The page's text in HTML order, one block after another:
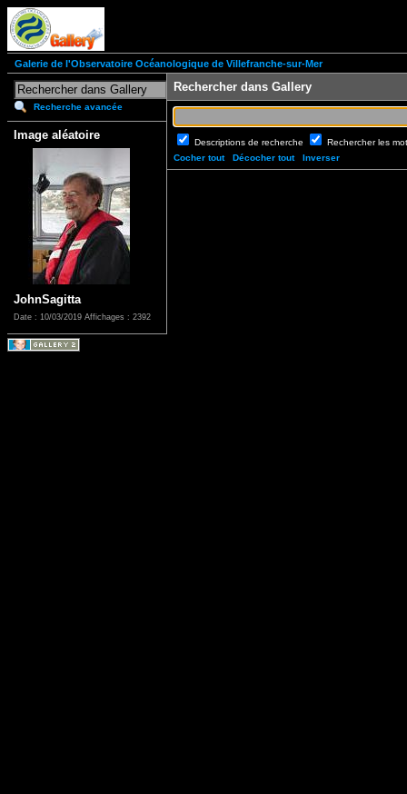
Galerie de l'Observatoire Océanologique de Villefranche-sur-Mer
Recherche avancée
Image aléatoire
JohnSagitta
Date : 10/03/2019 Affichages : 2392
Rechercher dans Gallery
Descriptions de recherche
Rechercher les
Cocher tout
Décocher tout Inverser